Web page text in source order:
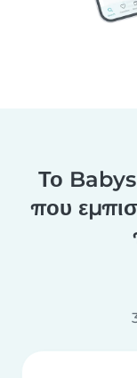
Το
που